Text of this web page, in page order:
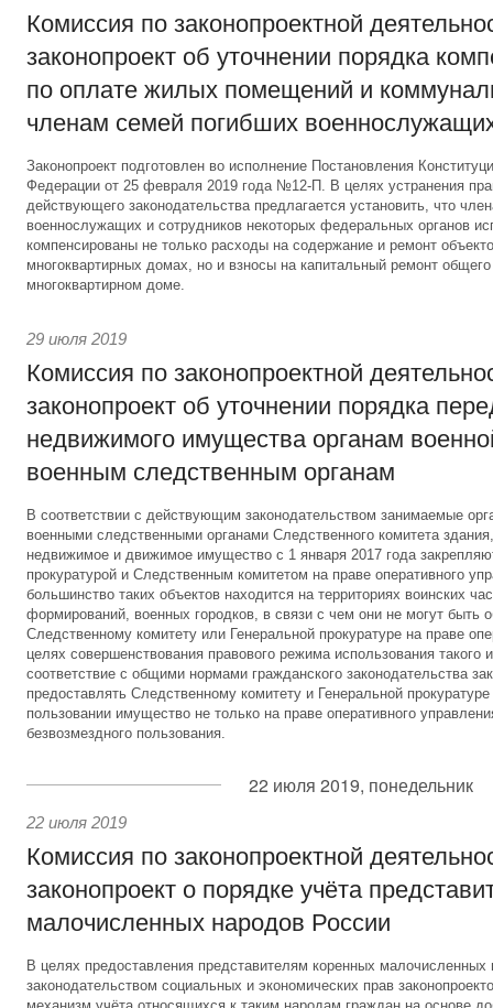
Комиссия по законопроектной
законопроект об уточнении порядка
по оплате жилых помещений и
членам семей погибших
Законопроект подготовлен во исполнение Постановления
Федерации от 25 февраля 2019 года №12-П. В целях устранения
действующего законодательства предлагается установить, что
военнослужащих и сотрудников некоторых федеральных органов
компенсированы не только расходы на содержание и ремонт
многоквартирных домах, но и взносы на капитальный ремонт
многоквартирном доме.
29 июля 2019
Комиссия по законопроектной
законопроект об уточнении порядка
недвижимого имущества органам
военным следственным органам
В соответствии с действующим законодательством занимаемые
военными следственными органами Следственного комитета
недвижимое и движимое имущество с 1 января 2017 года
прокуратурой и Следственным комитетом на праве оперативного
большинство таких объектов находится на территориях воинских
формирований, военных городков, в связи с чем они не могут быть
Следственному комитету или Генеральной прокуратуре на праве
целях совершенствования правового режима использования такого
соответствие с общими нормами гражданского законодательства
предоставлять Следственному комитету и Генеральной
пользовании имущество не только на праве оперативного
безвозмездного пользования.
22 июля 2019, понедельник
22 июля 2019
Комиссия по законопроектной
законопроект о порядке учёта
малочисленных народов России
В целях предоставления представителям коренных
законодательством социальных и экономических прав